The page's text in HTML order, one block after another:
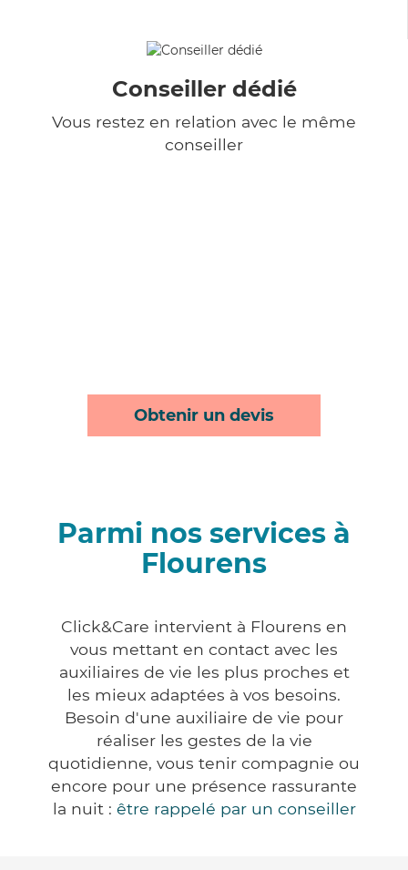
Conseiller dédié
Vous restez en relation avec le même
conseiller
Obtenir un devis
Parmi nos services à
Flourens
Click&Care intervient à Flourens en
vous mettant en contact avec les
auxiliaires de vie les plus proches et
les mieux adaptées à vos besoins.
Besoin d'une auxiliaire de vie pour
réaliser les gestes de la vie
quotidienne, vous tenir compagnie ou
encore pour une présence rassurante
la nuit : être rappelé par un conseiller